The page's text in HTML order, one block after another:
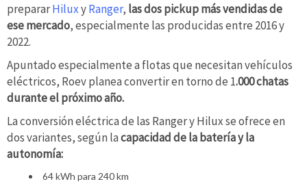
prepararHiluxyRanger, las dos pickup más vendidas de
ese mercado, especialmente las producidas entre 2016 y
2022.
Apuntado especialmente a flotas que necesitan vehículos
eléctricos, Roev planea convertir en torno de 1.000 chatas
durante el próximo año.
La conversión eléctrica de las Ranger y Hilux se ofrece en
dos variantes, según lacapacidad de la batería y la
autonomía:
64 kWh para 240 km